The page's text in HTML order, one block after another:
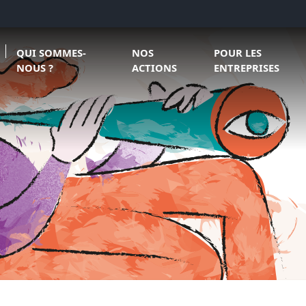
QUI SOMMES-
NOUS ?
Ouvrir le sous menu de Qui sommes-nous ?
NOS
ACTIONS
POUR LES
ENTREPRISES